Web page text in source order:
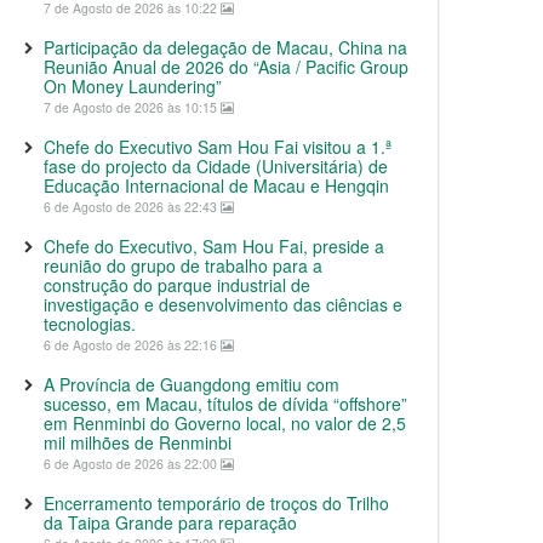
7 de Agosto de 2026 às 10:22
Participação da delegação de Macau, China na
Reunião Anual de 2026 do “Asia / Pacific Group
On Money Laundering”
7 de Agosto de 2026 às 10:15
Chefe do Executivo Sam Hou Fai visitou a 1.ª
fase do projecto da Cidade (Universitária) de
Educação Internacional de Macau e Hengqin
6 de Agosto de 2026 às 22:43
Chefe do Executivo, Sam Hou Fai, preside a
reunião do grupo de trabalho para a
construção do parque industrial de
investigação e desenvolvimento das ciências e
tecnologias.
6 de Agosto de 2026 às 22:16
A Província de Guangdong emitiu com
sucesso, em Macau, títulos de dívida “offshore”
em Renminbi do Governo local, no valor de 2,5
mil milhões de Renminbi
6 de Agosto de 2026 às 22:00
Encerramento temporário de troços do Trilho
da Taipa Grande para reparação